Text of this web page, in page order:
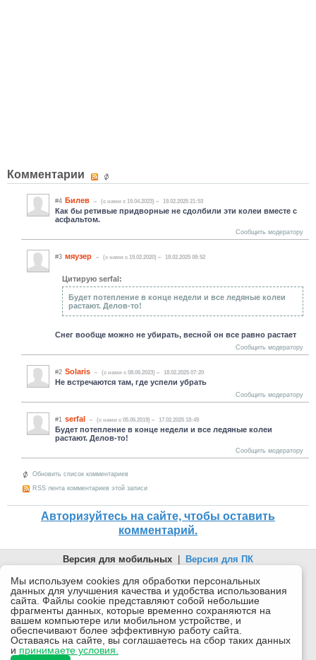
Комментарии
#4 Билев (c нами с 19.04.2023) 19.02.2025 21:53
Как бы ретивые придворные не сдолбили эти колеи вместе с
асфальтом.
Сообщить модератору
#3 мяузер (c нами с 19.02.2020) 18.02.2025 08:52
Цитирую serfal:
Будет потепление в конце недели и все ледяные колеи
растают. Делов-то!
Снег вообще можно не убирать, весной он все равно растает
Сообщить модератору
#2 Solaris (c нами с 08.06.2023) 18.02.2025 07:20
Не встречаются там, где успели убрать
Сообщить модератору
#1 serfal (c нами с 05.06.2019) 17.02.2025 18:49
Будет потепление в конце недели и все ледяные колеи
растают. Делов-то!
Сообщить модератору
Обновить список комментариев
RSS лента комментариев этой записи
Авторизуйтесь на сайте, чтобы оставить
комментарий.
Версия для мобильных
Версия для ПК
© 2026 Беломорканал Северодвинск tv29.ru
Joomla!is Free Software released under the GNU General Public
License.
Mobile version byMobile Joomla!
Desktop Version
Мы используем cookies для обработки персональных
данных для улучшения качества и удобства использования
сайта. Файлы cookie представляют собой небольшие
фрагменты данных, которые временно сохраняются на
вашем компьютере или мобильном устройстве, и
обеспечивают более эффективную работу сайта.
Оставаясь на сайте, вы соглашаетесь на сбор таких данных
и принимаете условия.